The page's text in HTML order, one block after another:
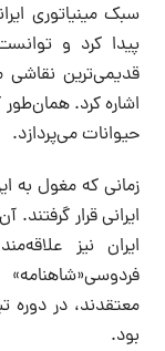
سبک مینیاتوری
پیدا کرد و
قدیمی‌ترین نقاشی
اشاره کرد.
حیوانات می‌پردازد.
زمانی که مغول به
ایرانی قرار گرفتند.
ایران نیز
معتقدند، در دوره
بود.